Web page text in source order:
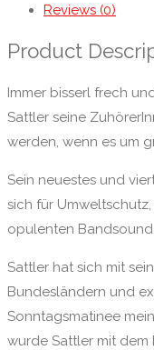
Reviews (0)
Product
Immer bisserl frech
Sattler seine
werden, wenn es um
Sein neuestes und
sich für
opulenten
Sattler hat sich mit
Bundesländern und
Sonntagsmatinee
wurde Sattler mit dem